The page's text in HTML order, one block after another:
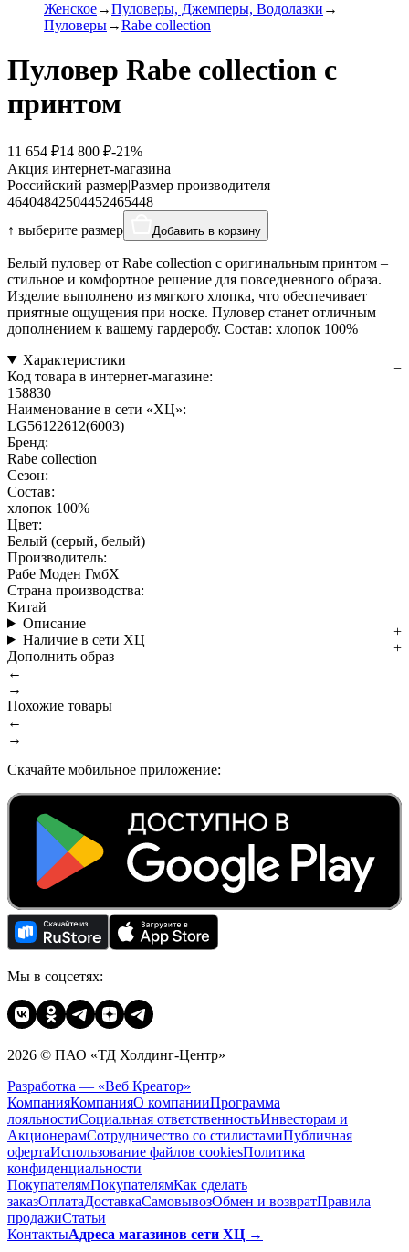
Женское
Пуловеры, Джемперы, Водолазки
Пуловеры
Rabe collection
Пуловер Rabe collection с
принтом
11 654 ₽14 800 ₽-21%
Акция интернет-магазина
Российский размер|Размер производителя
46404842504452465448
↑ выберите размер
Добавить в корзину
Белый пуловер от Rabe collection с оригинальным принтом –
стильное и комфортное решение для повседневного образа.
Изделие выполнено из мягкого хлопка, что обеспечивает
приятные ощущения при носке. Пуловер станет отличным
дополнением к вашему гардеробу. Состав: хлопок 100%
Характеристики
Код товара в интернет-магазине:
158830
Наименование в сети «ХЦ»:
LG56122612(6003)
Бренд:
Rabe collection
Сезон:
Состав:
хлопок 100%
Цвет:
Белый (серый, белый)
Производитель:
Рабе Моден ГмбХ
Страна производства:
Китай
Описание
Наличие в сети ХЦ
Дополнить образ
←
→
Похожие товары
←
→
Скачайте мобильное приложение:
Мы в соцсетях:
2026 © ПАО «ТД Холдинг-Центр»
Разработка — «Веб Креатор»
КомпанияКомпанияО компанииПрограмма
лояльностиСоциальная ответственностьИнвесторам и
АкционерамСотрудничество со стилистамиПубличная
офертаИспользование файлов cookiesПолитика
конфиденциальности
ПокупателямПокупателямКак сделать
заказОплатаДоставкаCамовывозОбмен и возвратПравила
продажиСтатьи
КонтактыАдреса магазинов сети ХЦ →